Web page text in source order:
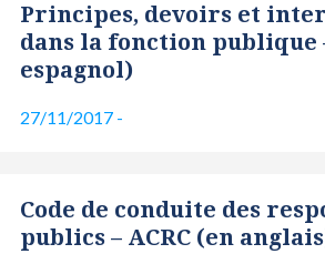
Principes, devoirs et
dans la fonction publique
espagnol)
27/11/2017 -
Code de conduite des
publics – ACRC (en